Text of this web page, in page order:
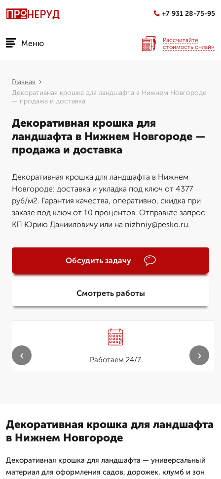
+7 931 28-75-95
Меню
Рассчитайте
стоимость онлайн
Главная
Декоративная крошка для ландшафта в Нижнем Новгороде
— продажа и доставка
Декоративная крошка для
ландшафта в Нижнем Новгороде —
продажа и доставка
Декоративная крошка для ландшафта в Нижнем
Новгороде: доставка и укладка под ключ от 4377
руб/м2. Гарантия качества, оперативно, скидка при
заказе под ключ от 10 процентов. Отправьте запрос
КП Юрию Данииловичу или на nizhniy@pesko.ru.
Обсудить задачу
Смотреть работы
Работаем 24/7
‹ ›
Декоративная крошка для ландшафта
в Нижнем Новгороде
Декоративная крошка для ландшафта — универсальный
материал для оформления садов, дорожек, клумб и зон